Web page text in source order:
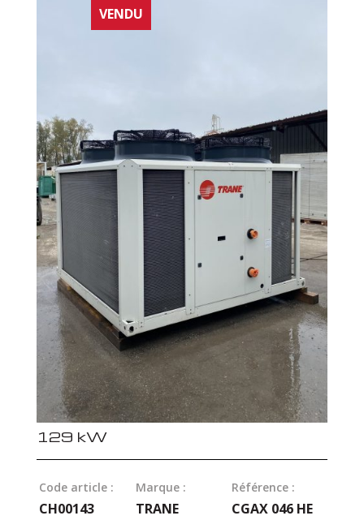
VENDU
129 kW
Référence :
CGAX 046 HE
Marque :
TRANE
Code article :
CH00143